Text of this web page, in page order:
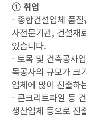
➀ 취업
- 종합건설업체 품
사전문기관, 건설재
있습니다.
- 토목 및 건축공사
목공사의 규모가 크
업체에 많이 진출하
- 콘크리트파일 등
생산업체 등으로 진